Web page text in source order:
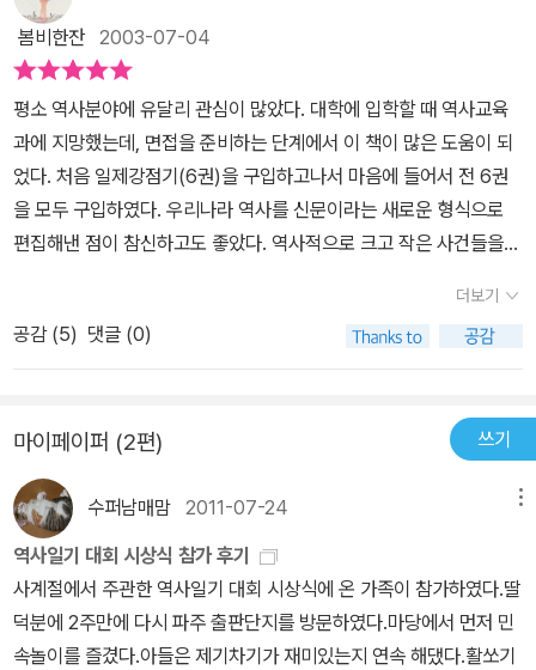
기획의도가 청소년들에게 받아들여질 법한 편안한 장치가 없었음이
아쉬워집니다.
봄비한잔 2003-07-04
평소 역사분야에 유달리 관심이 많았다. 대학에 입학할 때 역사교육
과에 지망했는데, 면접을 준비하는 단계에서 이 책이 많은 도움이 되
었다. 처음 일제강점기(6권)을 구입하고나서 마음에 들어서 전 6권
을 모두 구입하였다. 우리나라 역사를 신문이라는 새로운 형식으로
편집해낸 점이 참신하고도 좋았다. 역사적으로 크고 작은 사건들을
주 읽지 않지만,면접을 준비하면서 이 책은 밑줄까지 그어가면서 공
부했던 기억이 있다.(^^;) 또 평소에도 시간이 날때마다 다시 훑어보
곤 하는데, 언제봐도 흥미롭다. 역사를 현재의 신문 형식으로 엮었다
설,그림,인터뷰 형식등을 빌어 풍부하고 다양하게 그리고 지루하지
않게 이끌어 가고 있다. 역사에 흥미가 있는 사람이라면 재미있게 읽
을 수 있을거라고 생각한다. 소장가치 100%의 책이다.(^^)
더보기
공감 (5) 댓글 (0)
마이페이퍼 (2편) 쓰기
수퍼남매맘 2011-07-24
역사일기 대회 시상식 참가 후기
사계절에서 주관한 역사일기 대회 시상식에 온 가족이 참가하였다.딸
덕분에 2주만에 다시 파주 출판단지를 방문하였다.마당에서 먼저 민
속놀이를 즐겼다.아들은 제기차기가 재미있는지 연속 해댔다.활쏘기